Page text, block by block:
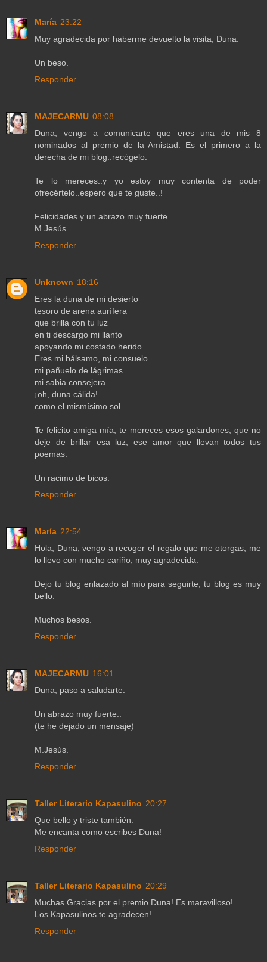
María 23:22
Muy agradecida por haberme devuelto la visita, Duna.
Un beso.
Responder
MAJECARMU 08:08
Duna, vengo a comunicarte que eres una de mis 8
nominados al premio de la Amistad. Es el primero a la
derecha de mi blog..recógelo.
Te lo mereces..y yo estoy muy contenta de poder
ofrecértelo..espero que te guste..!
Felicidades y un abrazo muy fuerte.
M.Jesús.
Responder
Unknown 18:16
Eres la duna de mi desierto
tesoro de arena aurífera
que brilla con tu luz
en ti descargo mi llanto
apoyando mi costado herido.
Eres mi bálsamo, mi consuelo
mi pañuelo de lágrimas
mi sabia consejera
¡oh, duna cálida!
como el mismísimo sol.
Te felicito amiga mía, te mereces esos galardones, que no
deje de brillar esa luz, ese amor que llevan todos tus
poemas.
Un racimo de bicos.
Responder
María 22:54
Hola, Duna, vengo a recoger el regalo que me otorgas, me
lo llevo con mucho cariño, muy agradecida.
Dejo tu blog enlazado al mío para seguirte, tu blog es muy
bello.
Muchos besos.
Responder
MAJECARMU 16:01
Duna, paso a saludarte.
Un abrazo muy fuerte..
(te he dejado un mensaje)
M.Jesús.
Responder
Taller Literario Kapasulino 20:27
Que bello y triste también.
Me encanta como escribes Duna!
Responder
Taller Literario Kapasulino 20:29
Muchas Gracias por el premio Duna! Es maravilloso!
Los Kapasulinos te agradecen!
Responder